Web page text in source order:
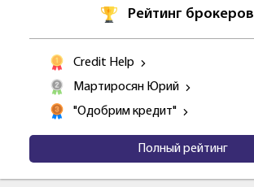
Рейтинг брокеров
Credit Help
Мартиросян Юрий
"Одобрим кредит"
Полный рейтинг